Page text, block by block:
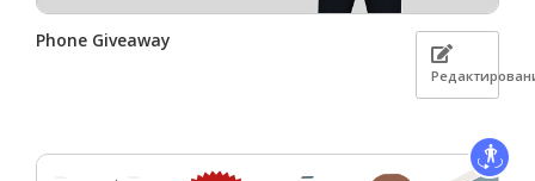
Phone Giveaway